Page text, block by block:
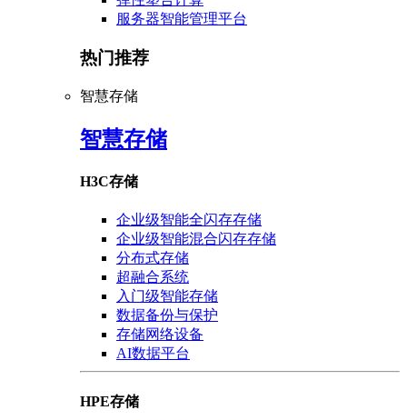
服务器智能管理平台
热门推荐
智慧存储
智慧存储
H3C存储
企业级智能全闪存存储
企业级智能混合闪存存储
分布式存储
超融合系统
入门级智能存储
数据备份与保护
存储网络设备
AI数据平台
HPE存储